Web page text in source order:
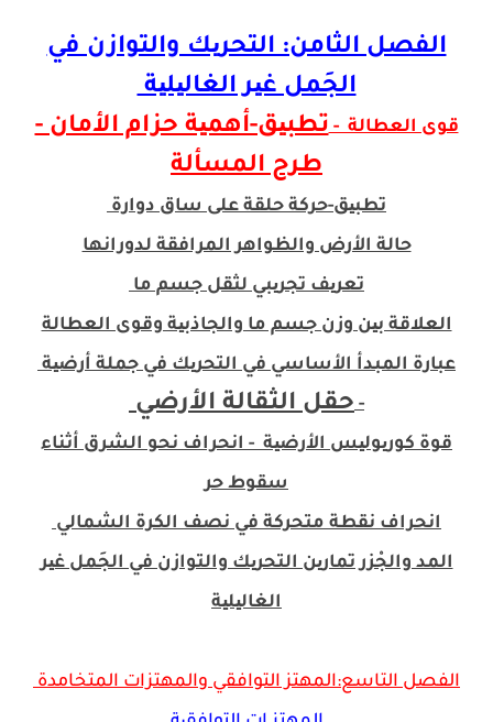
الفصل الثامن: التحریك والتوازن في
الجَمل غیر الغالیلیة
قوى العطالة -تطبیق-أهمیة حزام الأمان -
طرح المسألة
تطبیق-حركة حلقة على ساق دوارة
حالة الأرض والظواهر المرافقة لدورانها
تعریف تجریبي لثقل جسم ما
العلاقة بین وزن جسم ما والجاذبیة وقوى العطالة
عبارة المبدأ الأساسي في التحریك في جملة أرضیة
-حقل الثقالة الأرضي
قوة كوریولیس الأرضیة - انحراف نحو الشرق أثناء
سقوط حر
انحراف نقطة متحركة في نصف الكرة الشمالي
المد والجْزر تمارین التحریك والتوازن في الجَمل غیر
الغالیلیة
الفصل التاسع:المهتز التوافقي والمهتزات المتخامدة